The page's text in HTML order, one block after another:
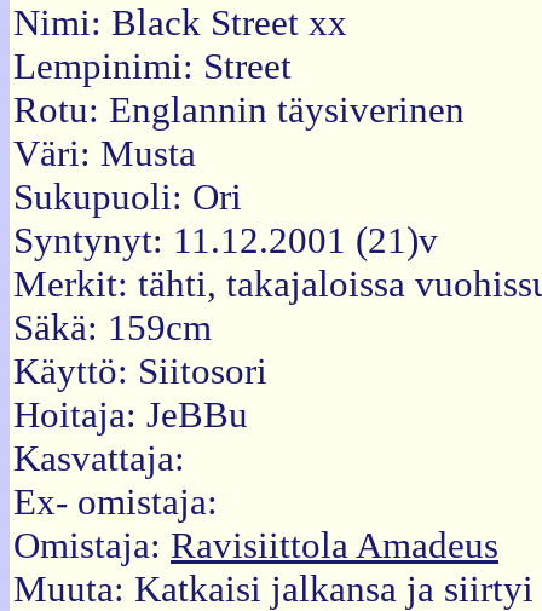
Nimi: Black Street xx
Lempinimi: Street
Rotu: Englannin täysiverinen
Väri: Musta
Sukupuoli: Ori
Syntynyt: 11.12.2001 (21)v
Merkit: tähti, takajaloissa
Säkä: 159cm
Käyttö: Siitosori
Hoitaja: JeBBu
Kasvattaja:
Ex- omistaja:
Omistaja: Ravisiittola Amadeus
Muuta: Katkaisi jalkansa ja siirtyi